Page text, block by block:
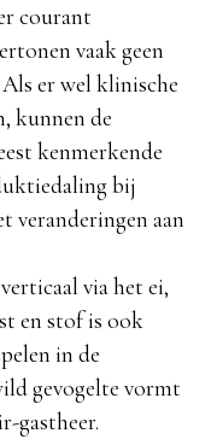
courant
vaak geen
er wel klinische
kunnen de
kenmerkende
bij
veranderingen aan
via het ei,
en stof is ook
in de
gevogelte vormt
gastheer.